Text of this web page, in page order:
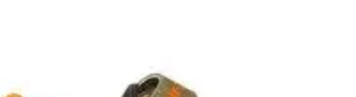
Escapadas Fáciles